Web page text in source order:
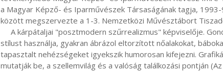
a Magyar Képző- és Iparművészek Társaságának tagja,
között megszervezte a 1-3. Nemzetközi Művésztábort
stílust használja, gyakran ábrázol eltorzított nőalakokat,
tapasztalt nehézségeket igyekszik humorosan kifejezni.
mutatják be, a szellemvilág és a valóság találkozási pontján